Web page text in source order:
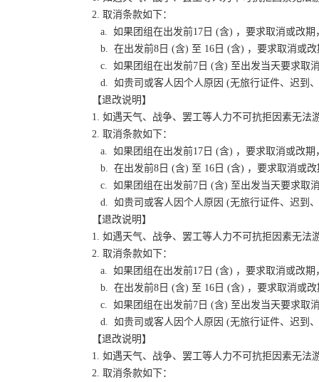
2. 取消条款如下：
a. 如果团组在出发前17日 (含) ，要求取消或改
b. 在出发前8日 (含) 至 16日 (含) ，要求取消或
c. 如果团组在出发前7日 (含) 至出发当天要求取
d. 如贵司或客人因个人原因 (无旅行证件、迟到
【退改说明】
1. 如遇天气、战争、罢工等人力不可抗拒因素无
2. 取消条款如下：
a. 如果团组在出发前17日 (含) ，要求取消或改
b. 在出发前8日 (含) 至 16日 (含) ，要求取消或
c. 如果团组在出发前7日 (含) 至出发当天要求取
d. 如贵司或客人因个人原因 (无旅行证件、迟到
【退改说明】
1. 如遇天气、战争、罢工等人力不可抗拒因素无
2. 取消条款如下：
a. 如果团组在出发前17日 (含) ，要求取消或改
b. 在出发前8日 (含) 至 16日 (含) ，要求取消或
c. 如果团组在出发前7日 (含) 至出发当天要求取
d. 如贵司或客人因个人原因 (无旅行证件、迟到
【退改说明】
1. 如遇天气、战争、罢工等人力不可抗拒因素无
2. 取消条款如下：